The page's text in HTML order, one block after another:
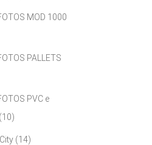
MOD 1000
PALLETS
PVC e
(10)
(14)